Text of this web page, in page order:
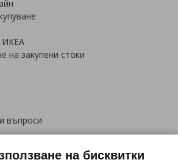
ИКЕА
на закупени стоки
въпроси
на бисквитки